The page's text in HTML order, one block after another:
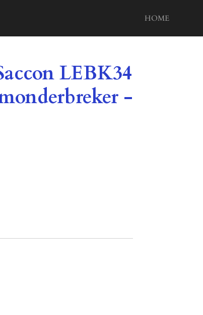
HOME
LEBK34
-